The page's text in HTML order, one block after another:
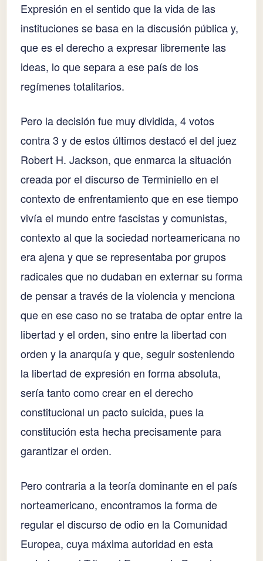
Expresión en el sentido que la vida de las
instituciones se basa en la discusión pública y,
que es el derecho a expresar libremente las
ideas, lo que separa a ese país de los
regímenes totalitarios.
Pero la decisión fue muy dividida, 4 votos
contra 3 y de estos últimos destacó el del juez
Robert H. Jackson, que enmarca la situación
creada por el discurso de Terminiello en el
contexto de enfrentamiento que en ese tiempo
vivía el mundo entre fascistas y comunistas,
contexto al que la sociedad norteamericana no
era ajena y que se representaba por grupos
radicales que no dudaban en externar su forma
de pensar a través de la violencia y menciona
que en ese caso no se trataba de optar entre la
libertad y el orden, sino entre la libertad con
orden y la anarquía y que, seguir sosteniendo
la libertad de expresión en forma absoluta,
sería tanto como crear en el derecho
constitucional un pacto suicida, pues la
constitución esta hecha precisamente para
garantizar el orden.
Pero contraria a la teoría dominante en el país
norteamericano, encontramos la forma de
regular el discurso de odio en la Comunidad
Europea, cuya máxima autoridad en esta